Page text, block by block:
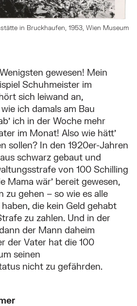
in Bruckhaufen, 1953, Wien Museum
gewesen! Mein
Schuhmeister im
sich leiwand an,
ich damals am Bau
ich in der Woche mehr
im Monat! Also wie hätt’
sollen? In den 1920er-Jahren
schwarz gebaut und
von 100 Schilling
Mama wär’ bereit gewesen,
zu gehen – so wie es alle
die kein Geld gehabt
zu zahlen. Und in der
der Mann daheim
der Vater hat die 100
seinen
nicht zu gefährden.